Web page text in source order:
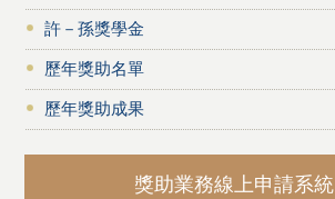
許－孫獎學金
歷年獎助名單
歷年獎助成果
獎助業務線上申請系統